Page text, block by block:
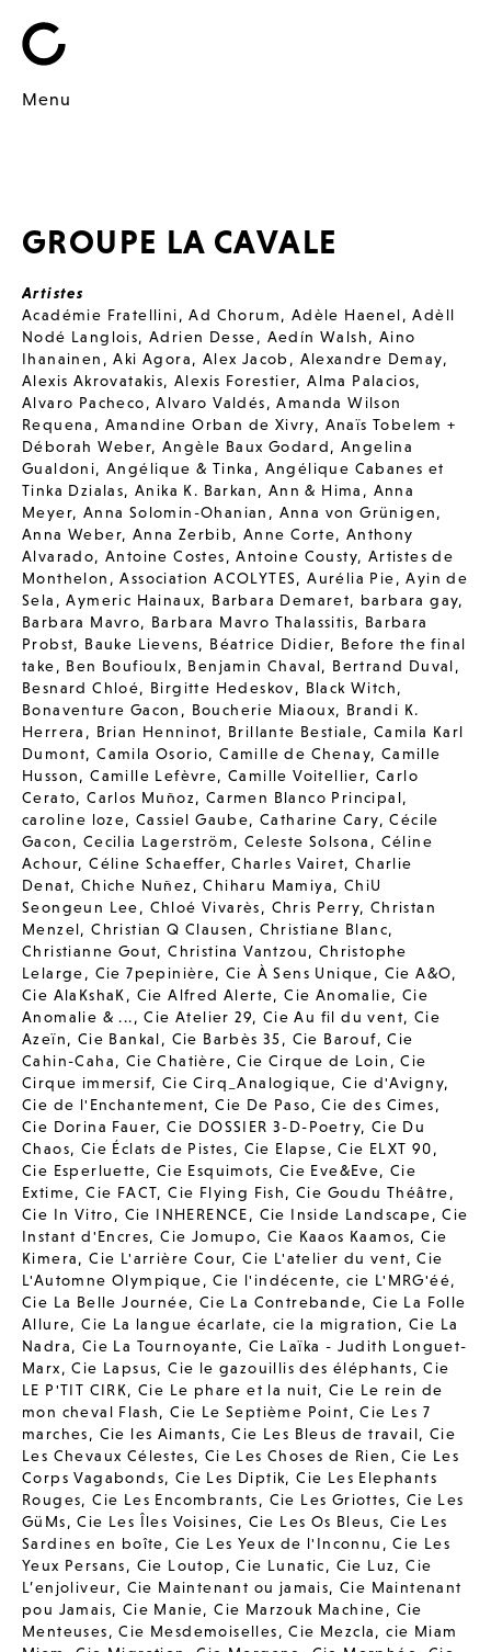
Menu
GROUPE LA CAVALE
Artistes
Académie Fratellini,Ad Chorum, Adèle Haenel,Adèll
Nodé Langlois,Adrien Desse, Aedín Walsh, Aino
Ihanainen ,Aki Agora, Alex Jacob , Alexandre Demay,
Alexis Akrovatakis,Alexis Forestier,Alma Palacios,
Alvaro Pacheco,Alvaro Valdés,Amanda Wilson
Requena , Amandine Orban de Xivry, Anaïs Tobelem +
Déborah Weber,Angèle Baux Godard,Angelina
Gualdoni,Angélique & Tinka , Angélique Cabanes et
Tinka Dzialas,Anika K. Barkan, Ann & Hima , Anna
Meyer, Anna Solomin-Ohanian , Anna von Grünigen,
Anna Weber, Anna Zerbib,Anne Corte, Anthony
Alvarado,Antoine Costes,Antoine Cousty, Artistes de
Monthelon ,Association ACOLYTES,Aurélia Pie,Ayin de
Sela ,Aymeric Hainaux, Barbara Demaret, barbara gay,
Barbara Mavro, Barbara Mavro Thalassitis, Barbara
Probst, Bauke Lievens, Béatrice Didier, Before the final
take, Ben Boufioulx, Benjamin Chaval, Bertrand Duval,
Besnard Chloé, Birgitte Hedeskov, Black Witch,
Bonaventure Gacon , Boucherie Miaoux, Brandi K.
Herrera , Brian Henninot, Brillante Bestiale,Camila Karl
Dumont,Camila Osorio,Camille de Chenay, Camille
Husson,Camille Lefèvre,Camille Voitellier,Carlo
Cerato,Carlos Muñoz, Carmen Blanco Principal,
caroline loze,Cassiel Gaube,Catharine Cary,Cécile
Gacon, Cecilia Lagerström, Celeste Solsona , Céline
Achour,Céline Schaeffer,Charles Vairet, Charlie
Denat, Chiche Nuñez ,Chiharu Mamiya, ChiU
Seongeun Lee, Chloé Vivarès, Chris Perry, Christan
Menzel,Christian Q Clausen , Christiane Blanc,
Christianne Gout,Christina Vantzou, Christophe
Lelarge, Cie 7pepinière,Cie À Sens Unique, Cie A&O,
Cie AlaKshaK, Cie Alfred Alerte,Cie Anomalie, Cie
Anomalie & ...,Cie Atelier 29, Cie Au fil du vent, Cie
Azeïn, Cie Bankal, Cie Barbès 35, Cie Barouf,Cie
Cahin-Caha, Cie Chatière,Cie Cirque de Loin ,Cie
Cirque immersif, Cie Cirq_Analogique,Cie d'Avigny,
Cie de l'Enchantement,Cie De Paso,Cie des Cimes,
Cie Dorina Fauer,Cie DOSSIER 3-D-Poetry, Cie Du
Chaos, Cie Éclats de Pistes, Cie Elapse,Cie ELXT 90,
Cie Esperluette, Cie Esquimots, Cie Eve&Eve,Cie
Extime,Cie FACT,Cie Flying Fish,Cie Goudu Théâtre,
Cie In Vitro, Cie INHERENCE, Cie Inside Landscape,Cie
Instant d'Encres,Cie Jomupo,Cie Kaaos Kaamos,Cie
Kimera,Cie L'arrière Cour,Cie L'atelier du vent,Cie
L'Automne Olympique,Cie l'indécente,cie L'MRG'éé,
Cie La Belle Journée, Cie La Contrebande, Cie La Folle
Allure,Cie La langue écarlate, cie la migration,Cie La
Nadra, Cie La Tournoyante, Cie Laïka - Judith Longuet-
Marx,Cie Lapsus,Cie le gazouillis des éléphants,Cie
LE P'TIT CIRK,Cie Le phare et la nuit,Cie Le rein de
mon cheval Flash,Cie Le Septième Point,Cie Les 7
marches, Cie les Aimants,Cie Les Bleus de travail, Cie
Les Chevaux Célestes, Cie Les Choses de Rien ,Cie Les
Corps Vagabonds, Cie Les Diptik,Cie Les Elephants
Rouges,Cie Les Encombrants, Cie Les Griottes, Cie Les
GüMs,Cie Les Îles Voisines, Cie Les Os Bleus, Cie Les
Sardines en boîte, Cie Les Yeux de l'Inconnu ,Cie Les
Yeux Persans, Cie Loutop ,Cie Lunatic, Cie Luz,Cie
L’enjoliveur, Cie Maintenant ou jamais,Cie Maintenant
pou Jamais, Cie Manie,Cie Marzouk Machine, Cie
Menteuses,Cie Mesdemoiselles,Cie Mezcla,cie Miam